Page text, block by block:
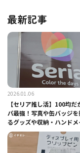
最新記事
2026.01.06
【セリア推し活】100均だ
パ最強！写真や缶バッジ
るグッズや収納・ハンド
用術